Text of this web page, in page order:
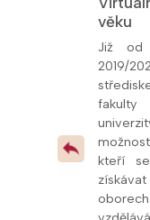
republice
v
věku
Již od
2019/
kteří